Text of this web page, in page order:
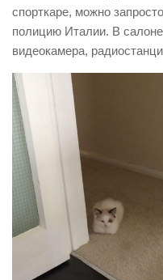
спорткаре, можно
полицию Италии. В
видеокамера,